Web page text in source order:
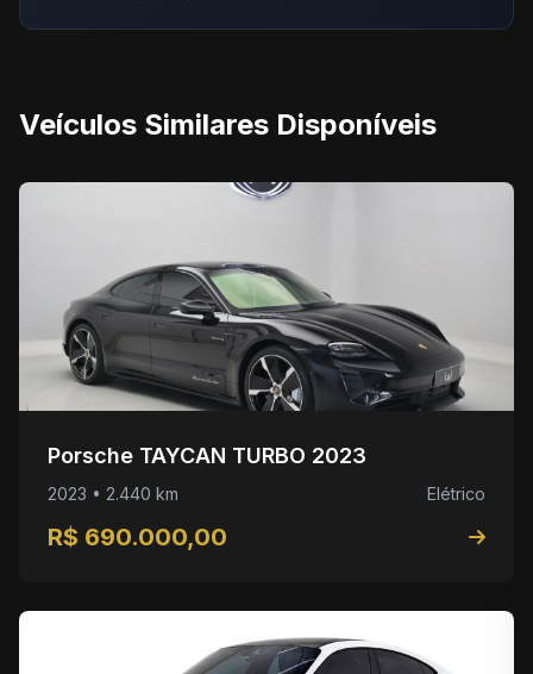
Veículos Similares Disponíveis
Porsche TAYCAN TURBO 2023
2023 • 2.440 km Elétrico
R$ 690.000,00